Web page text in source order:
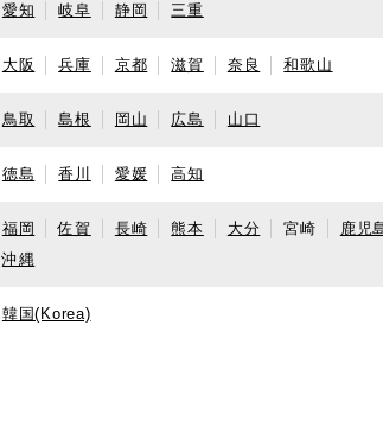
愛知 岐阜 静岡 三重
大阪 兵庫 京都 滋賀 奈良 和歌山
鳥取 島根 岡山 広島 山口
徳島 香川 愛媛 高知
福岡 佐賀 長崎 熊本 大分 宮崎
鹿児
沖縄
韓国(Korea)